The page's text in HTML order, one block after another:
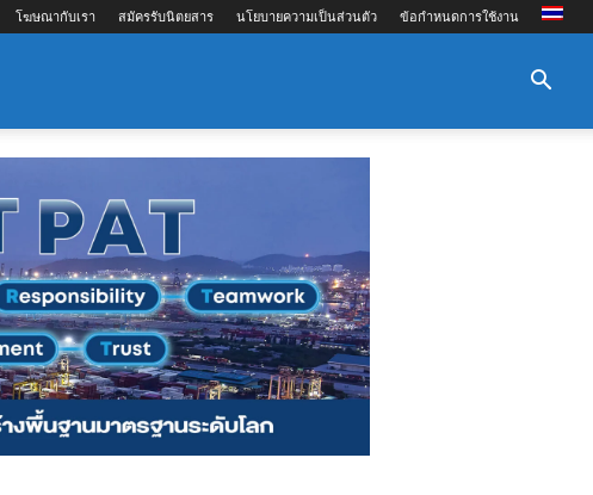
โฆษณากับเรา สมัครรับนิตยสาร นโยบายความเป็นส่วนตัว ข้อกำหนดการใช้งาน